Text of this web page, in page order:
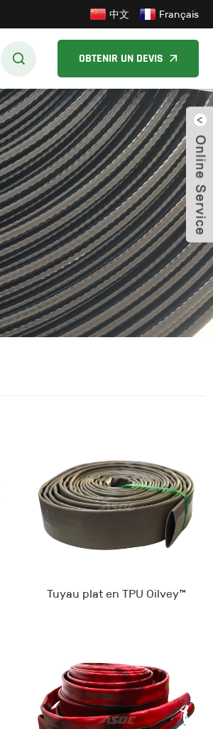
中文 Français
OBTENIR UN DEVIS
Tuyau plat en TPU Oilvey™